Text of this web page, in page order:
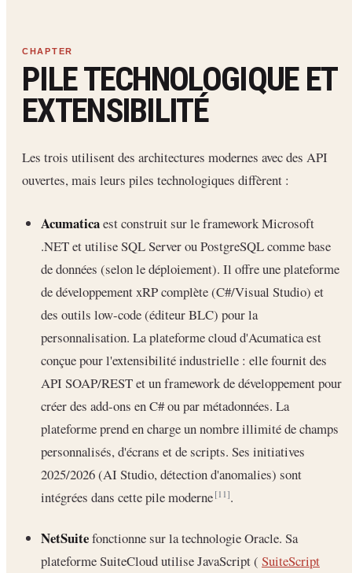
PILE TECHNOLOGIQUE ET
EXTENSIBILITÉ
Les trois utilisent des architectures modernes avec des API
ouvertes, mais leurs piles technologiques diffèrent :
Acumaticaest construit sur le framework Microsoft
.NET et utilise SQL Server ou PostgreSQL comme base
de données (selon le déploiement). Il offre une plateforme
de développement xRP complète (C#/Visual Studio) et
des outils low-code (éditeur BLC) pour la
personnalisation. La plateforme cloud d'Acumatica est
conçue pour l'extensibilité industrielle : elle fournit des
API SOAP/REST et un framework de développement pour
créer des add-ons en C# ou par métadonnées. La
plateforme prend en charge un nombre illimité de champs
personnalisés, d'écrans et de scripts. Ses initiatives
2025/2026 (AI Studio, détection d'anomalies) sont
intégrées dans cette pile moderne[11].
NetSuitefonctionne sur la technologie Oracle. Sa
plateforme SuiteCloud utilise JavaScript ( SuiteScript